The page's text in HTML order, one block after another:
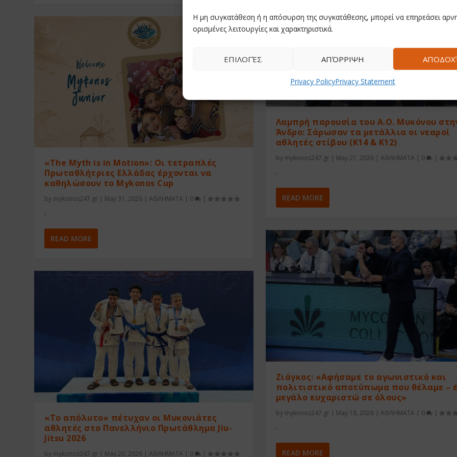
Η μη συγκατάθεση ή η απόσυρση της συγκατάθεσης, μπορεί να επηρεάσει
ορισμένες λειτουργίες και χαρακτηριστικά.
ΑΠΌΡΡΙΨΗ
ΕΠΙΛΟΓΈΣ
Privacy PolicyPrivacy Statement
«The Myth is in Motion»: Οι τετραπλές
Πρωταθλήτριες Ελλάδας έρχονται να
καθηλώσουν το Mykonos Cup
by mykonos247.gr | May 31, 2026 |ΑΘΛΗΜΑΤΑ | 0 |
.
READ MORE
«Το απόλυτο» πέτυχαν οι Μυκονιάτες
αθλητές στο Πανελλήνιο Πρωτάθλημα Jiu-
Jitsu 2026
by mykonos247.gr | May 20, 2026 |ΑΘΛΗΜΑΤΑ | 0 |
Λαμπρή παρουσία του Α.Ο. Μυκόνου
Άνδρο: Σάρωσαν τα μετάλλια οι νεαροί
αθλητές στίβου (Κ14 & Κ12)
by mykonos247.gr | May 21, 2026| ΑΘΛΗΜΑΤΑ | 0 |
.
READ MORE
Ζιάγκος: «Αφήσαμε το αγωνιστικό και
πολιτιστικό αποτύπωμα που θέλαμε –
μεγάλο ευχαριστώ σε όλους»
by mykonos247.gr | May 18, 2026| ΑΘΛΗΜΑΤΑ | 0 |
.
READ MORE